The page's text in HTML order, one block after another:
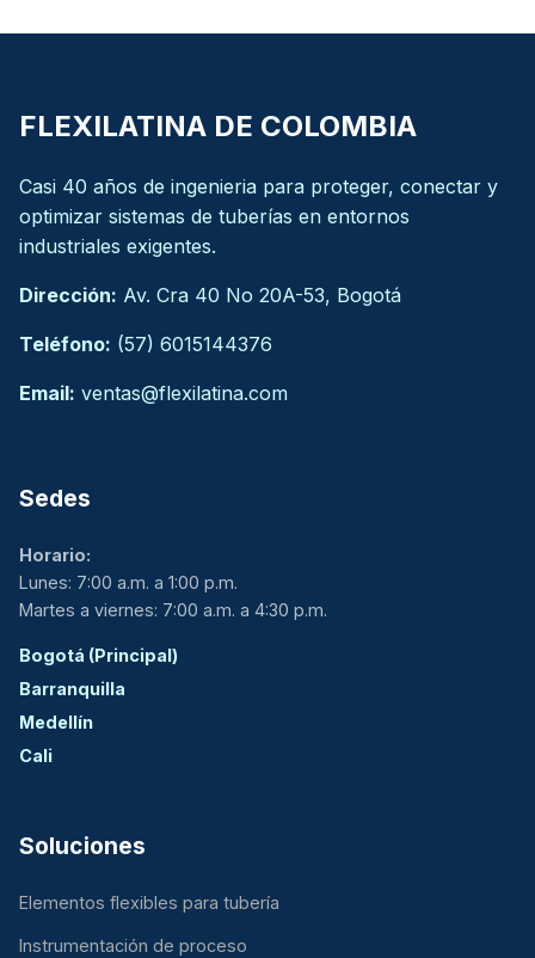
FLEXILATINA DE COLOMBIA
Casi 40 años de ingenieria para proteger, conectar y
optimizar sistemas de tuberías en entornos
industriales exigentes.
Dirección: Av. Cra 40 No 20A-53, Bogotá
Teléfono: (57) 6015144376
Email: ventas@flexilatina.com
Sedes
Horario:
Lunes: 7:00 a.m. a 1:00 p.m.
Martes a viernes: 7:00 a.m. a 4:30 p.m.
Bogotá (Principal)
Barranquilla
Medellín
Cali
Soluciones
Elementos flexibles para tubería
Instrumentación de proceso